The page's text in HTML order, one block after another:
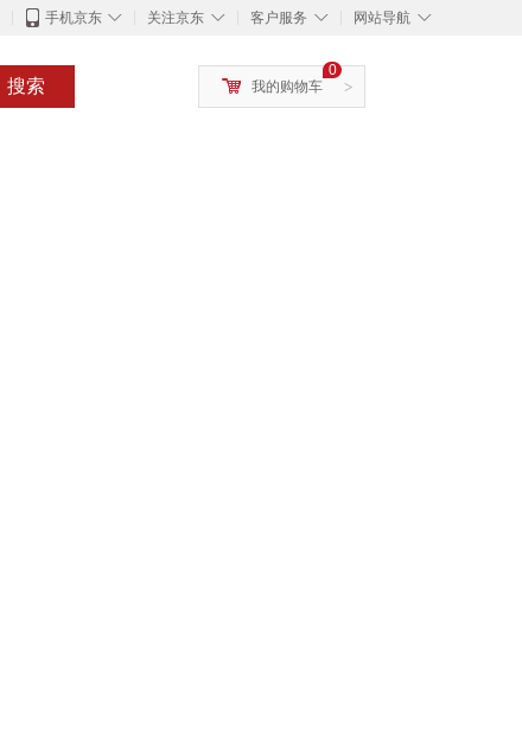
◇
手机京东 ◇
关注京东 ◇
客户服务 ◇
网站导航
搜索 >
0
我的购物车